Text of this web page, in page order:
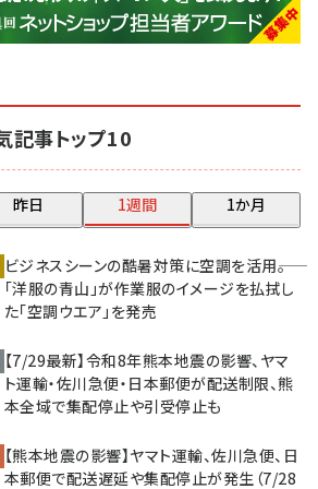
base (1071)
記事トップ10
昨日 1週間 1か月
ビジネスシーンの酷暑対策に空調を活用――。
「洋服の青山」が作業服のイメージを払拭し
た「空調ウエア」を発売
【7/29最新】令和8年熊本地震の影響、ヤマ
ト運輸・佐川急便・日本郵便が配送制限、熊
本全域で集配停止や引受停止も
【熊本地震の影響】ヤマト運輸、佐川急便、日
本郵便で配送遅延や集配停止が発生（7/28